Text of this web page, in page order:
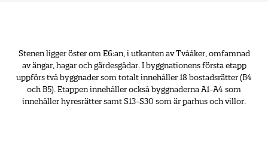
Stenen ligger öster om E6:an, i utkanten av Tvååker, omfamnad
av ängar, hagar och gärdesgådar. I byggnationens första etapp
uppförs två byggnader som totalt innehåller 18 bostadsrätter (B4
och B5). Etappen innehåller också byggnaderna A1-A4 som
innehåller hyresrätter samt S13-S30 som är parhus och villor.
Att bo i bostadsrätt
När du bor i en bostadsrätt äger föreningen huset. Du blir